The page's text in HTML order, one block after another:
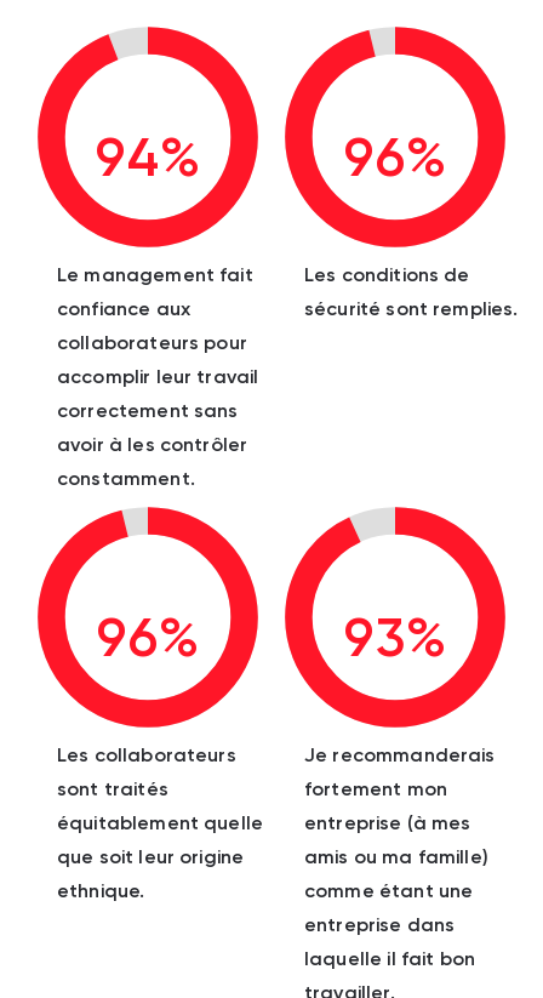
94%
Le management fait
confiance aux
collaborateurs pour
accomplir leur travail
correctement sans
avoir à les contrôler
constamment.
96%
Les conditions de
sécurité sont remplies.
96%
Les collaborateurs
sont traités
équitablement quelle
que soit leur origine
ethnique.
93%
Je recommanderais
fortement mon
entreprise (à mes
amis ou ma famille)
comme étant une
entreprise dans
laquelle il fait bon
travailler.